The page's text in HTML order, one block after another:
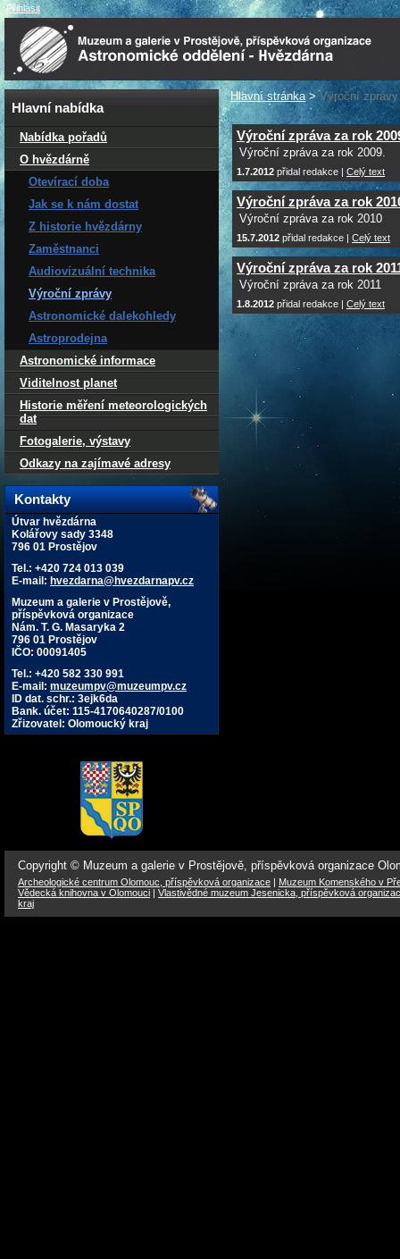
Hlavní nabídka
Nabídka pořadů
O hvězdárně
Otevírací doba
Jak se k nám dostat
Z historie hvězdárny
Zaměstnanci
Audiovizuální technika
Výroční zprávy
Astronomické dalekohledy
Astroprodejna
Astronomické informace
Viditelnost planet
Historie měření meteorologických
dat
Fotogalerie, výstavy
Odkazy na zajímavé adresy
Kontakty
Útvar hvězdárna
Kolářovy sady 3348
796 01 Prostějov
Tel.: +420 724 013 039
E-mail: hvezdarna@hvezdarnapv.cz
Muzeum a galerie v Prostějově,
příspěvková organizace
Nám. T. G. Masaryka 2
796 01 Prostějov
IČO: 00091405
Tel.: +420 582 330 991
E-mail: muzeumpv@muzeumpv.cz
ID dat. schr.: 3ejk6da
Bank. účet: 115-4170640287/0100
Zřizovatel: Olomoucký kraj
Hlavní stránka>Výroční zprávy
Výroční zpráva za rok
Výroční zpráva za rok 2009.
1.7.2012 přidal redakce | Celý text
Výroční zpráva za rok
Výroční zpráva za rok 2010
15.7.2012 přidal redakce | Celý text
Výroční zpráva za rok
Výroční zpráva za rok 2011
1.8.2012 přidal redakce | Celý text
Copyright © Muzeum a galerie v Prostějově, příspěvková organizace
Archeologické centrum Olomouc, příspěvková organizace | Muzeum Komenského v
Vědecká knihovna v Olomouci | Vlastivědné muzeum Jesenicka, příspěvková
kraj
Přihlásit